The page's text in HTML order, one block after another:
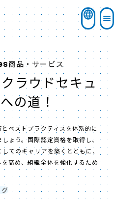
商品・サービス
ラウドセキュ
の道！
ベストプラクティスを体系的に
ょう。国際認定資格を取得し、
てのキャリアを築くとともに、
高め、組織全体を強化するため